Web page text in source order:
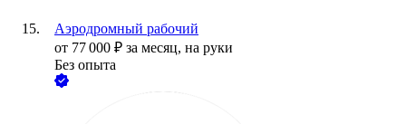
Аэродромный рабочий
от 77 000 ₽ за месяц, на руки
Без опыта